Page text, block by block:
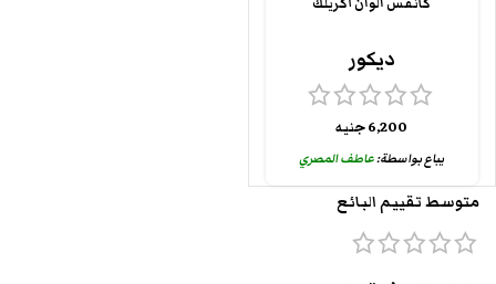
ديكور
6,200جنيه
يباع بواسطة:عاطف المصري
متوسط تقييم البائع